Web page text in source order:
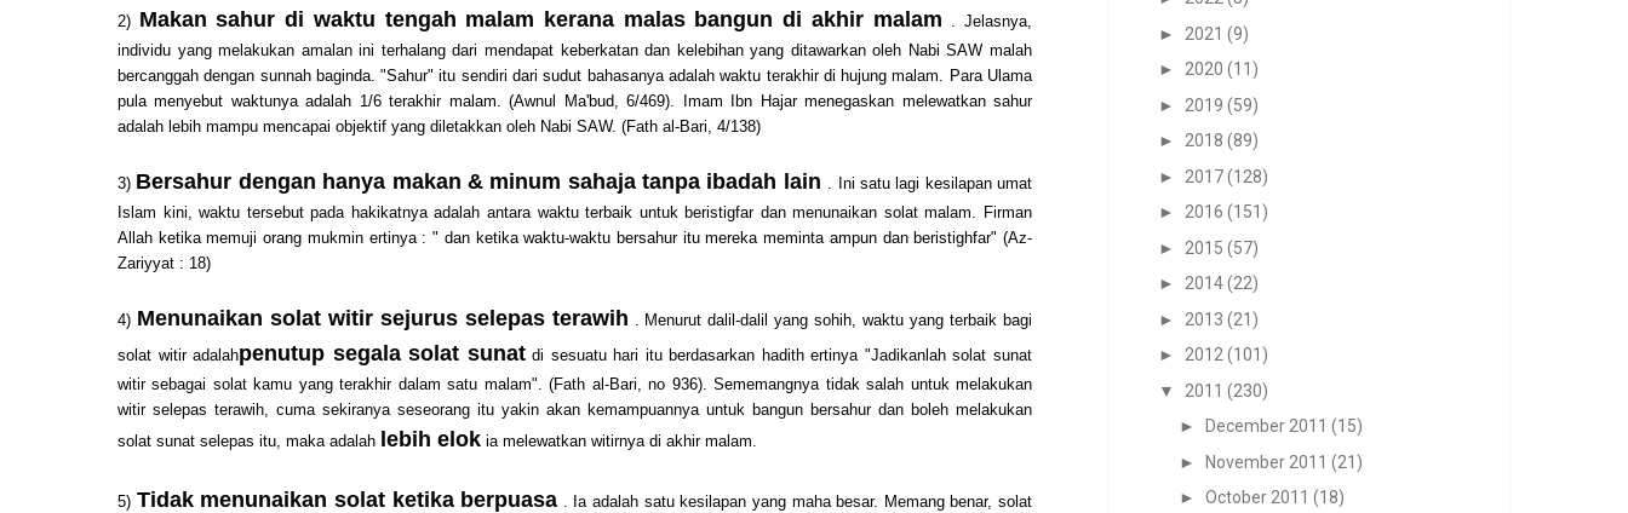
2) Makan sahur di waktu tengah malam kerana malas bangun di akhir malam . Jelasnya,
individu yang melakukan amalan ini terhalang dari mendapat keberkatan dan kelebihan yang ditawarkan oleh Nabi SAW malah
bercanggah dengan sunnah baginda. "Sahur" itu sendiri dari sudut bahasanya adalah waktu terakhir di hujung malam. Para Ulama
pula menyebut waktunya adalah 1/6 terakhir malam. (Awnul Ma'bud, 6/469). Imam Ibn Hajar menegaskan melewatkan sahur
adalah lebih mampu mencapai objektif yang diletakkan oleh Nabi SAW. (Fath al-Bari, 4/138)
3) Bersahur dengan hanya makan & minum sahaja tanpa ibadah lain . Ini satu lagi kesilapan umat
Islam kini, waktu tersebut pada hakikatnya adalah antara waktu terbaik untuk beristigfar dan menunaikan solat malam. Firman
Allah ketika memuji orang mukmin ertinya : " dan ketika waktu-waktu bersahur itu mereka meminta ampun dan beristighfar" (Az-
Zariyyat : 18)
4) Menunaikan solat witir sejurus selepas terawih . Menurut dalil-dalil yang sohih, waktu yang terbaik bagi
solat witir adalahpenutup segala solat sunatdi sesuatu hari itu berdasarkan hadith ertinya "Jadikanlah solat sunat
witir sebagai solat kamu yang terakhir dalam satu malam". (Fath al-Bari, no 936). Sememangnya tidak salah untuk melakukan
witir selepas terawih, cuma sekiranya seseorang itu yakin akan kemampuannya untuk bangun bersahur dan boleh melakukan
solat sunat selepas itu, maka adalah lebih elok ia melewatkan witirnya di akhir malam.
5) Tidak menunaikan solat ketika berpuasa . Ia adalah satu kesilapan yang maha besar. Memang benar, solat
► 2021 (9)
► 2020 (11)
► 2019 (59)
► 2018 (89)
► 2017(128)
► 2016 (151)
► 2015 (57)
► 2014(22)
► 2013 (21)
► 2012 (101)
▼
2011 (230)
►
December 2011 (15)
► November 2011 (21)
► October 2011 (18)